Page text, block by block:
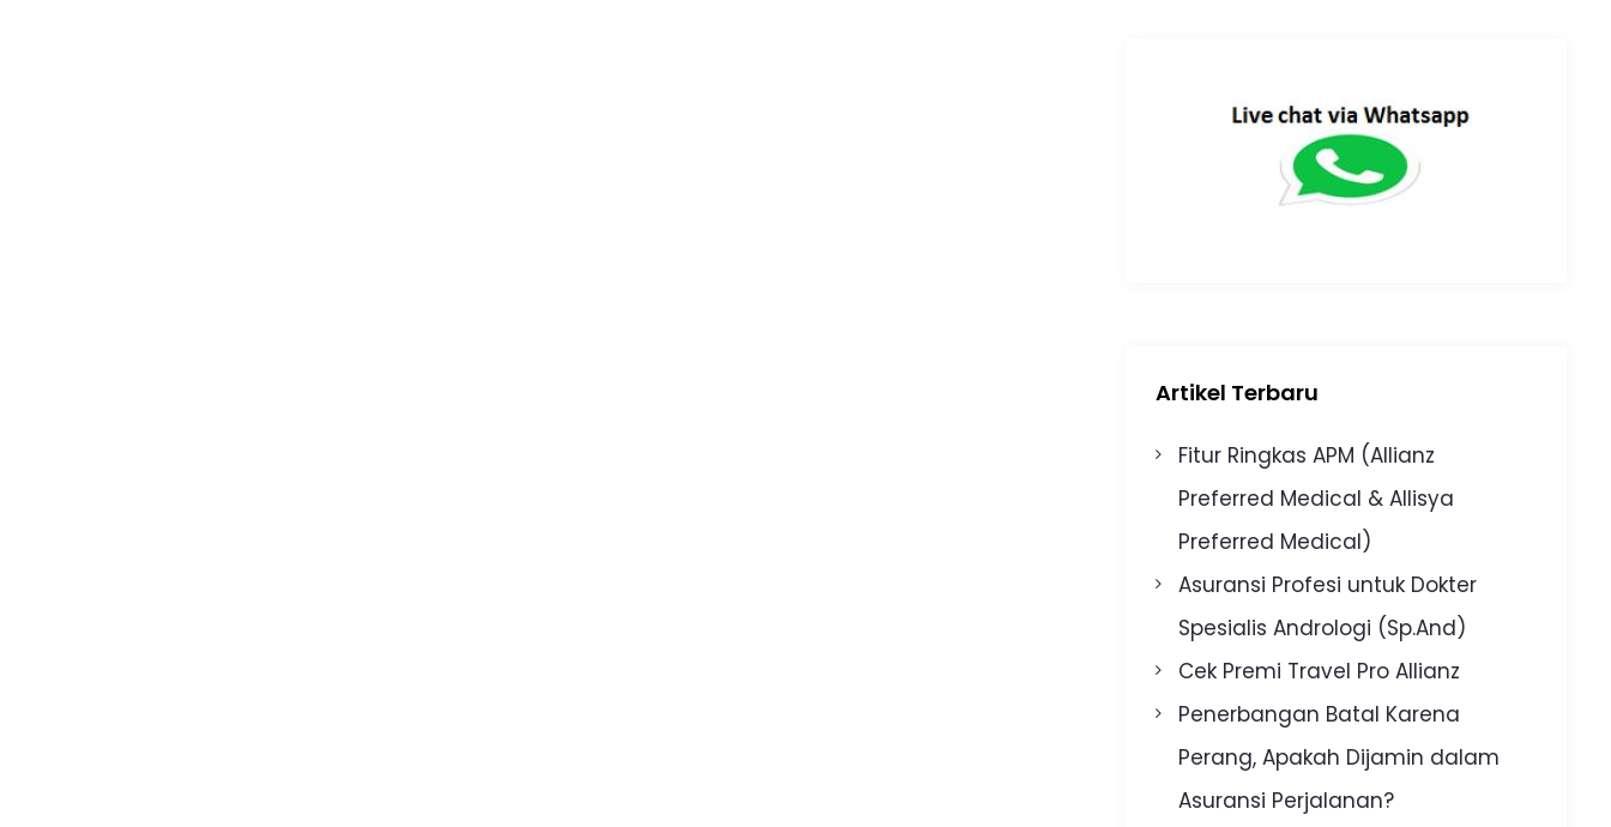
Artikel Terbaru
Fitur Ringkas APM (Allianz
Preferred Medical & Allisya
Preferred Medical)
Asuransi Profesi untuk Dokter
Spesialis Andrologi (Sp.And)
Cek Premi Travel Pro Allianz
Penerbangan Batal Karena
Perang, Apakah Dijamin dalam
Asuransi Perjalanan?